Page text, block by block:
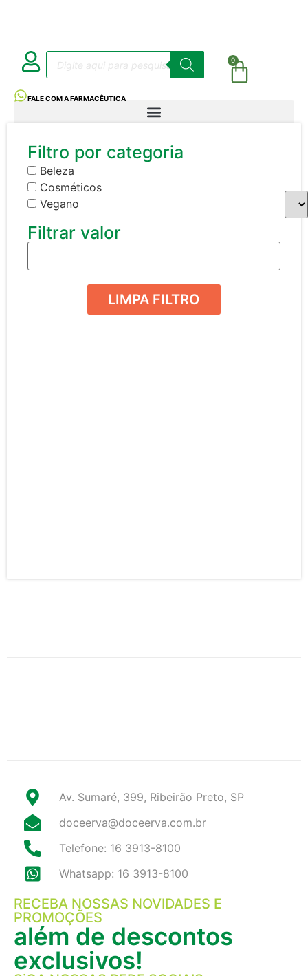
0
FALE COM A FARMACÊUTICA
Filtro por categoria
Beleza
Cosméticos
Vegano
Filtrar valor
LIMPA FILTRO
Av. Sumaré, 399, Ribeirão Preto, SP
doceerva@doceerva.com.br
Telefone: 16 3913-8100
Whatsapp: 16 3913-8100
RECEBA NOSSAS NOVIDADES E
PROMOÇÕES
além de descontos
exclusivos!